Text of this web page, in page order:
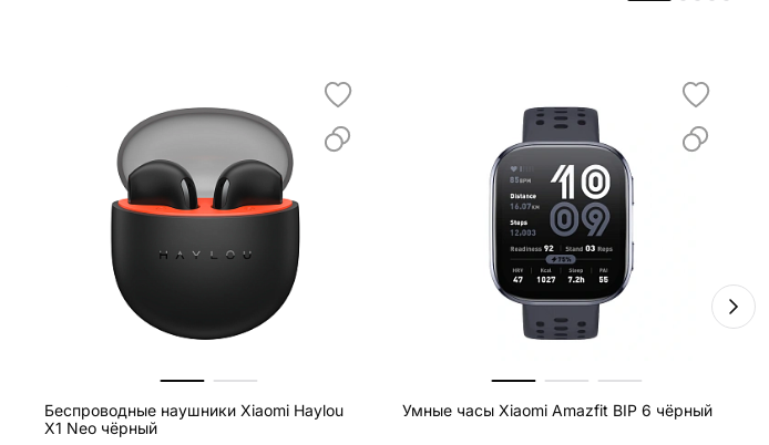
Беспроводные наушники Xiaomi Haylou
X1 Neo чёрный
Умные часы Xiaomi Amazfit BIP 6 чёрный